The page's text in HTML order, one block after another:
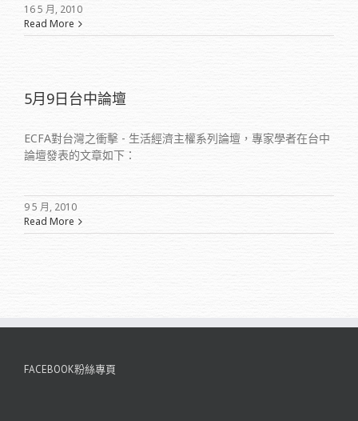
16 5 月, 2010
Read More
5月9日台中論壇
ECFA對台灣之衝擊 - 生活經濟主權系列論壇，專家學者在台中
論壇發表的文章如下：
9 5 月, 2010
Read More
FACEBOOK粉絲專頁